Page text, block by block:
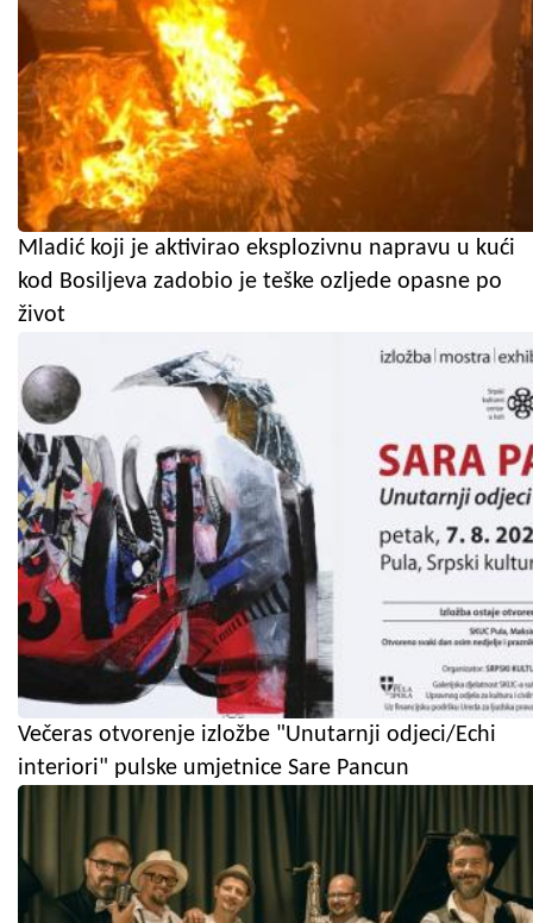
Mladić koji je aktivirao eksplozivnu napravu u kući
kod Bosiljeva zadobio je teške ozljede opasne po
život
Večeras otvorenje izložbe "Unutarnji odjeci/Echi
interiori" pulske umjetnice Sare Pancun